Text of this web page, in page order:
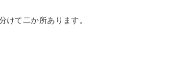
て二か所あります。